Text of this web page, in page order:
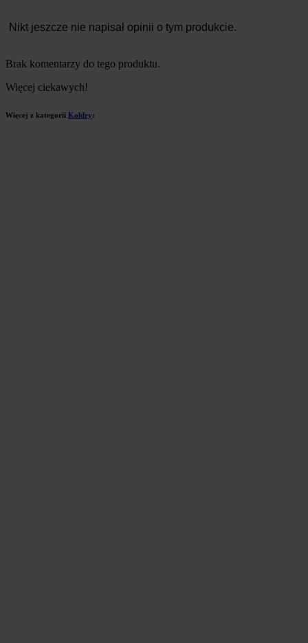
Nikt jeszcze nie napisał opinii o tym produkcie.
Brak komentarzy do tego produktu.
Więcej ciekawych!
Więcej z kategorii Kołdry: